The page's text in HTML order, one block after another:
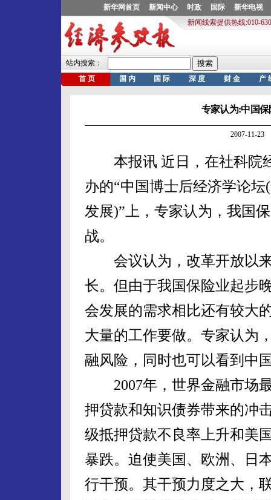
专家认为:中国
2007-11-23
本报讯 近日，在社科院
办的“中国博士后经济学论
发展)”上，专家认为，我国
战。
会议认为，改革开放以来
长。但由于我国保险业起步
会发展的需求相比还有较大
大量的工作要做。专家认为
融风险，同时也可以看到中
2007年，世界金融市场最
押贷款和知识债券带来的冲
级抵押贷款不良率上升和美
暴跌。迫使美国、欧洲、日
行干预。其干预力度之大，